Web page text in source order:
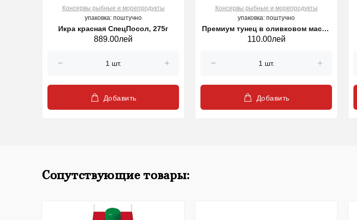
Консервы рыбные и морепродукты
упаковка: поштучно
Икра красная СпецПосол, 275г
889.00лей
Добавить
Консервы рыбные и морепродукты
упаковка: поштучно
Премиум тунец в оливковом масле
ALBO 3 * 80г
110.00лей
Добавить
Сопутствующие товары: